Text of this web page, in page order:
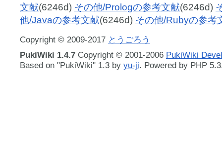
文献(6246d) その他/Prologの参考文献(6246d)
他/Javaの参考文献(6246d) その他/Rubyの参考
Copyright © 2009-2017 とうごろう
PukiWiki 1.4.7 Copyright © 2001-2006 PukiWiki
Based on "PukiWiki" 1.3 by yu-ji. Powered by PHP